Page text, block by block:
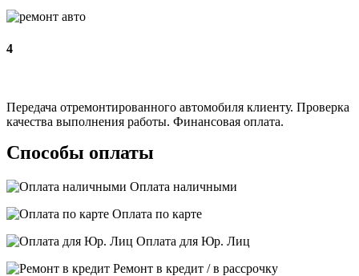
4
Передача отремонтированного автомобиля клиенту. Проверка
качества выполнения работы. Финансовая оплата.
Способы оплаты
Оплата наличными
Оплата по карте
Оплата для Юр. Лиц
Ремонт в кредит / в рассрочку